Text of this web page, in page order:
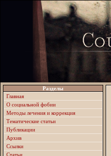
Разделы
Главная
О социальной фобии
Методы лечения и коррекция
Тематические статьи
Публикации
Архив
Ссылки
Статьи